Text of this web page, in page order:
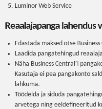
Luminor Web Service
Reaalajapanga lahendus
Edastada maksed otse
Laadida pangatehingud
Näha Business Central’i
Kasutaja ei pea pangakonto
lahkuma.
Töödelda ja siduda
arvetega ning eeldefineeritud